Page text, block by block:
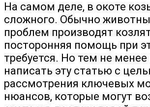
На самом деле, в окоте
сложного. Обычно
проблем производят
посторонняя помощь при
требуется. Но тем не
написать эту статью с
рассмотрения ключевых
нюансов, которые могут